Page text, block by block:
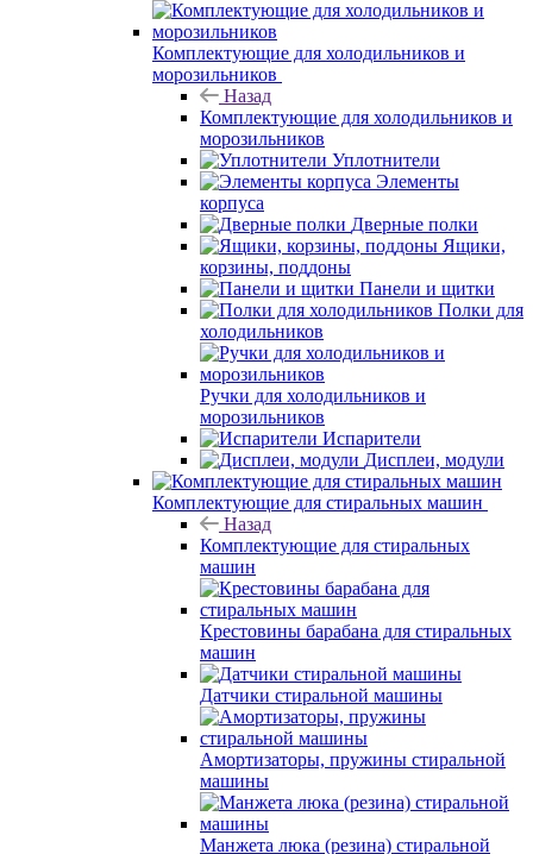
Комплектующие для холодильников и
морозильников
Назад
Комплектующие для холодильников и
морозильников
Уплотнители
Элементы
корпуса
Дверные полки
Ящики,
корзины, поддоны
Панели и щитки
Полки для
холодильников
Ручки для холодильников и
морозильников
Испарители
Дисплеи, модули
Комплектующие для стиральных машин
Назад
Комплектующие для стиральных
машин
Крестовины барабана для стиральных
машин
Датчики стиральной машины
Амортизаторы, пружины стиральной
машины
Манжета люка (резина) стиральной